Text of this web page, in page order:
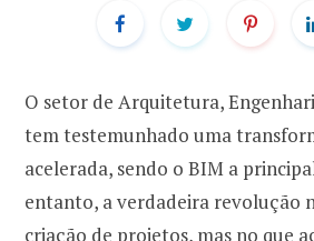
O setor de Arquitetura,
tem testemunhado uma
acelerada, sendo o BIM a
entanto, a verdadeira revolução
criação de projetos, mas no que